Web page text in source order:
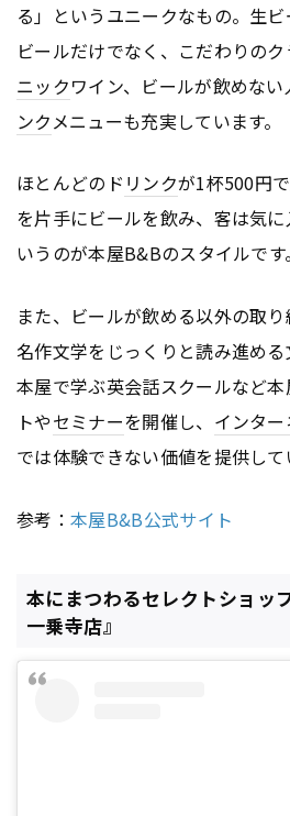
る」というユニークなもの。生
ビールだけでなく、こだわりの
ニックワイン、ビールが飲めな
ンク メニューも充実しています。
ほとんどのド リンクが1杯500円
を片手にビールを飲み、客は気
いうのが本屋B&Bのスタイルです。
また、ビールが飲める以外の取り
名作文学をじっくりと読み進める
本屋で学ぶ英会話スクールなど
トやセミナーを開催し、 インター
では体験できない価値を提供して
参考： 本屋B&B公式サイト
本にまつわるセレクトショッ
一乗寺店』